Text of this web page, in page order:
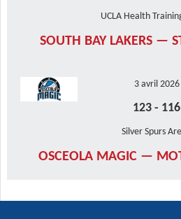
UCLA Health
SOUTH BAY LAKERS —
3 avril 2026
123 - 116
Silver Spurs
OSCEOLA MAGIC —